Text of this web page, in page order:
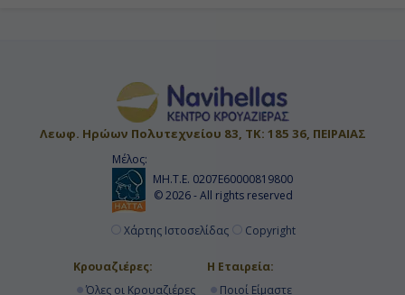
Λεωφ. Ηρώων Πολυτεχνείου 83, ΤΚ: 185 36, ΠΕΙΡΑΙΑΣ
Μέλος:
ΜΗ.Τ.Ε. 0207Ε60000819800
© 2026 - All rights reserved
Χάρτης Ιστοσελίδας Copyright
Κρουαζιέρες:
Όλες οι Κρουαζιέρες
Η Εταιρεία:
Ποιοί Είμαστε